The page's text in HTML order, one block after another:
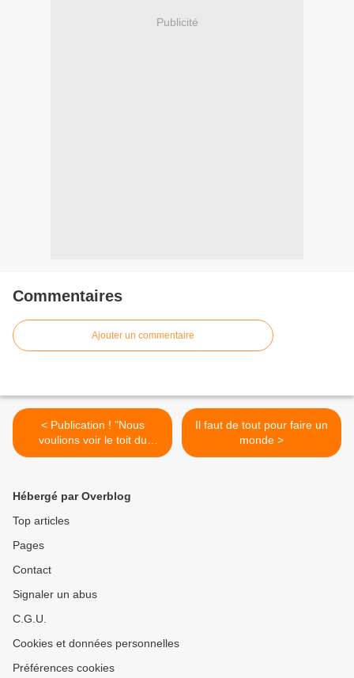
Publicité
Commentaires
Ajouter un commentaire
< Publication ! "Nous
voulions voir le toit du
monde"
Il faut de tout pour faire un
monde >
Hébergé par Overblog
Top articles
Pages
Contact
Signaler un abus
C.G.U.
Cookies et données personnelles
Préférences cookies